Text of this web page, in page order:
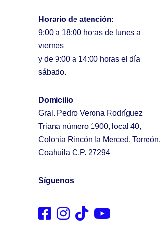
Horario de atención:
9:00 a 18:00 horas de lunes a
viernes
y de 9:00 a 14:00 horas el día
sábado.
Domicilio
Gral. Pedro Verona Rodríguez
Triana número 1900, local 40,
Colonia Rincón la Merced, Torreón,
Coahuila C.P. 27294
Síguenos